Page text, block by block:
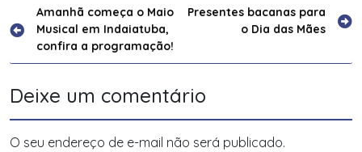
Navegação
de
Post
Amanhã começa o Maio
Musical em Indaiatuba,
confira a programação!
Presentes bacanas para
o Dia das Mães
Deixe um comentário
O seu endereço de e-mail não será publicado.